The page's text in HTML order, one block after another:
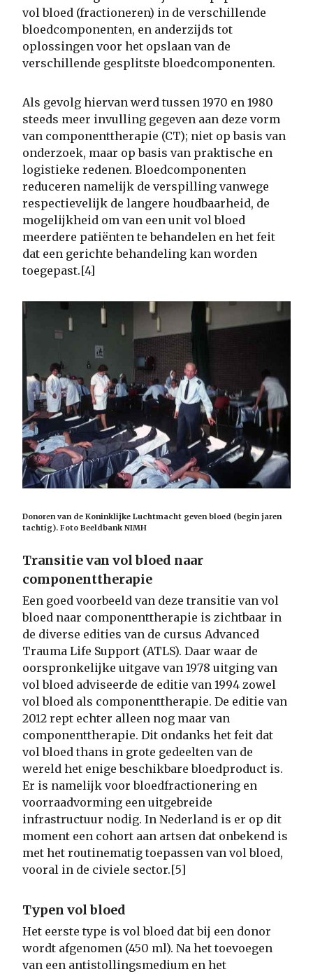
vol bloed (fractioneren) in de verschillende
bloedcomponenten, en anderzijds tot
oplossingen voor het opslaan van de
verschillende gesplitste bloedcomponenten.
Als gevolg hiervan werd tussen 1970 en 1980
steeds meer invulling gegeven aan deze vorm
van componenttherapie (CT); niet op basis van
onderzoek, maar op basis van praktische en
logistieke redenen. Bloedcomponenten
reduceren namelijk de verspilling vanwege
respectievelijk de langere houdbaarheid, de
mogelijkheid om van een unit vol bloed
meerdere patiënten te behandelen en het feit
dat een gerichte behandeling kan worden
toegepast.[4]
Donoren van de Koninklijke Luchtmacht geven bloed (begin jaren
tachtig). Foto Beeldbank NIMH
Transitie van vol bloed naar
componenttherapie
Een goed voorbeeld van deze transitie van vol
bloed naar componenttherapie is zichtbaar in
de diverse edities van de cursus Advanced
Trauma Life Support (ATLS). Daar waar de
oorspronkelijke uitgave van 1978 uitging van
vol bloed adviseerde de editie van 1994 zowel
vol bloed als componenttherapie. De editie van
2012 rept echter alleen nog maar van
componenttherapie. Dit ondanks het feit dat
vol bloed thans in grote gedeelten van de
wereld het enige beschikbare bloedproduct is.
Er is namelijk voor bloedfractionering en
voorraadvorming een uitgebreide
infrastructuur nodig. In Nederland is er op dit
moment een cohort aan artsen dat onbekend is
met het routinematig toepassen van vol bloed,
vooral in de civiele sector.[5]
Typen vol bloed
Het eerste type is vol bloed dat bij een donor
wordt afgenomen (450 ml). Na het toevoegen
van een antistollingsmedium en het